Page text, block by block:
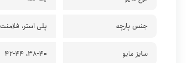
جنس پارچه پلی استر، فلامنت
سایز مایو 38-40، 42-44